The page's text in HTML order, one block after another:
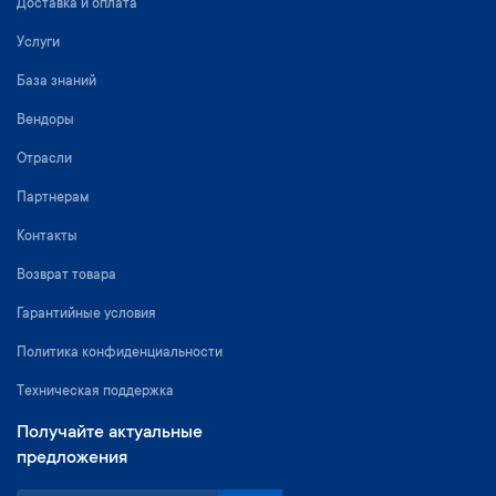
Доставка и оплата
Услуги
База знаний
Вендоры
Отрасли
Партнерам
Контакты
Возврат товара
Гарантийные условия
Политика конфиденциальности
Техническая поддержка
Получайте актуальные
предложения